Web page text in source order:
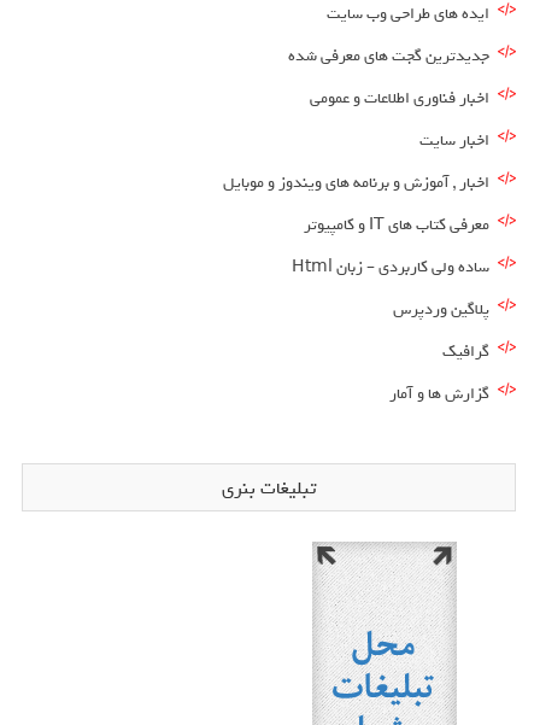
ایده های طراحی وب سایت
جدیدترین گجت های معرفی شده
اخبار فناوری اطلاعات و عمومی
اخبار سایت
اخبار , آموزش و برنامه های ویندوز و موبایل
معرفی کتاب های IT و کامپیوتر
ساده ولی کاربردی – زبان Html
پلاگین وردپرس
گرافیک
گزارش ها و آمار
تبلیغات بنری